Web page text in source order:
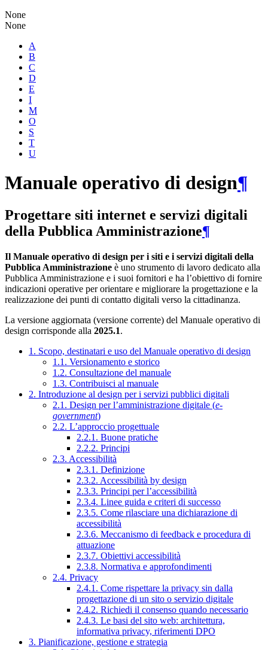
None
None
A
B
C
D
E
I
M
O
S
T
U
Manuale operativo di design¶
Progettare siti internet e servizi digitali
della Pubblica Amministrazione¶
Il Manuale operativo di design per i siti e i servizi digitali della
Pubblica Amministrazione è uno strumento di lavoro dedicato alla
Pubblica Amministrazione e i suoi fornitori e ha l’obiettivo di fornire
indicazioni operative per orientare e migliorare la progettazione e la
realizzazione dei punti di contatto digitali verso la cittadinanza.
La versione aggiornata (versione corrente) del Manuale operativo di
design corrisponde alla 2025.1.
1. Scopo, destinatari e uso del Manuale operativo di design
1.1. Versionamento e storico
1.2. Consultazione del manuale
1.3. Contribuisci al manuale
2. Introduzione al design per i servizi pubblici digitali
2.1. Design per l’amministrazione digitale (e-
government)
2.2. L’approccio progettuale
2.2.1. Buone pratiche
2.2.2. Principi
2.3. Accessibilità
2.3.1. Definizione
2.3.2. Accessibilità by design
2.3.3. Principi per l’accessibilità
2.3.4. Linee guida e criteri di successo
2.3.5. Come rilasciare una dichiarazione di
accessibilità
2.3.6. Meccanismo di feedback e procedura di
attuazione
2.3.7. Obiettivi accessibilità
2.3.8. Normativa e approfondimenti
2.4. Privacy
2.4.1. Come rispettare la privacy sin dalla
progettazione di un sito o servizio digitale
2.4.2. Richiedi il consenso quando necessario
2.4.3. Le basi del sito web: architettura,
informativa privacy, riferimenti DPO
3. Pianificazione, gestione e strategia